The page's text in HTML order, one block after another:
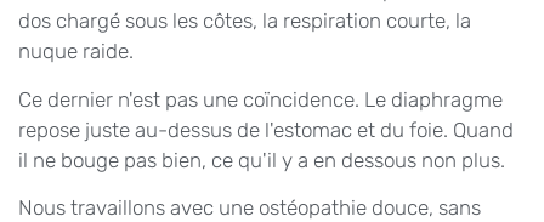
dos chargé sous les côtes, la respiration courte, la
nuque raide.
Ce dernier n'est pas une coïncidence. Le diaphragme
repose juste au-dessus de l'estomac et du foie. Quand
il ne bouge pas bien, ce qu'il y a en dessous non plus.
Nous travaillons avec une ostéopathie douce, sans